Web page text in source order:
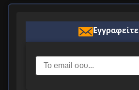
Εγγραφείτε